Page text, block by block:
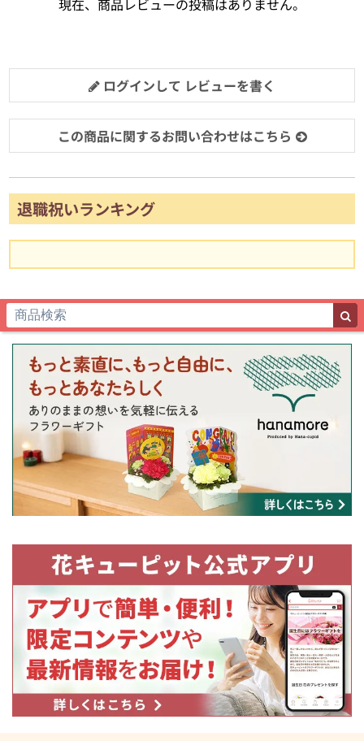
ログインして レビューを書く
この商品に関するお問い合わせはこちら
退職祝いランキング